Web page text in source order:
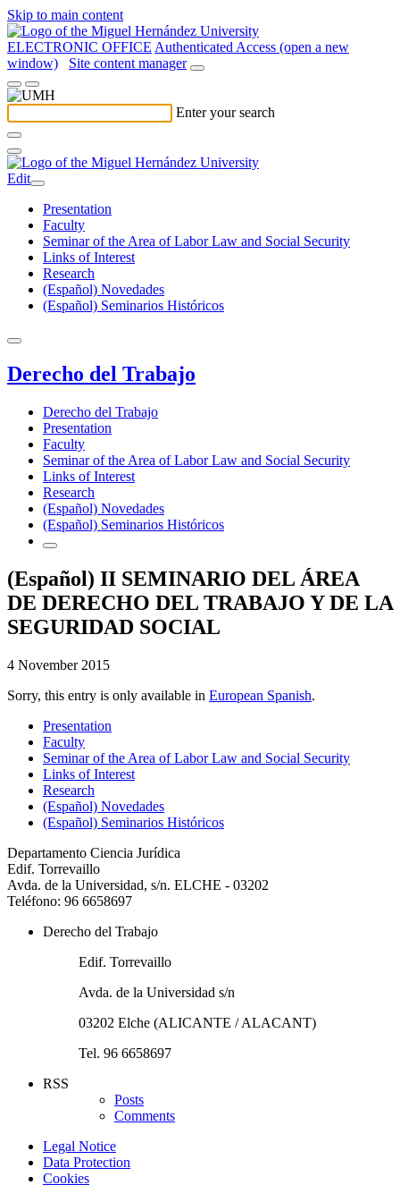
Skip to main content
ELECTRONIC OFFICE Authenticated Access (open a new
window)
Site content manager
Enter your search
Edit
Presentation
Faculty
Seminar of the Area of Labor Law and Social Security
Links of Interest
Research
(Español) Novedades
(Español) Seminarios Históricos
Derecho del Trabajo
Derecho del Trabajo
Presentation
Faculty
Seminar of the Area of Labor Law and Social Security
Links of Interest
Research
(Español) Novedades
(Español) Seminarios Históricos
(Español) II SEMINARIO DEL ÁREA
DE DERECHO DEL TRABAJO Y DE LA
SEGURIDAD SOCIAL
4 November 2015
Sorry, this entry is only available in European Spanish.
Presentation
Faculty
Seminar of the Area of Labor Law and Social Security
Links of Interest
Research
(Español) Novedades
(Español) Seminarios Históricos
Departamento Ciencia Jurídica
Edif. Torrevaillo
Avda. de la Universidad, s/n. ELCHE - 03202
Teléfono: 96 6658697
Derecho del Trabajo
Edif. Torrevaillo
Avda. de la Universidad s/n
03202 Elche (ALICANTE / ALACANT)
Tel. 96 6658697
RSS
Posts
Comments
Legal Notice
Data Protection
Cookies